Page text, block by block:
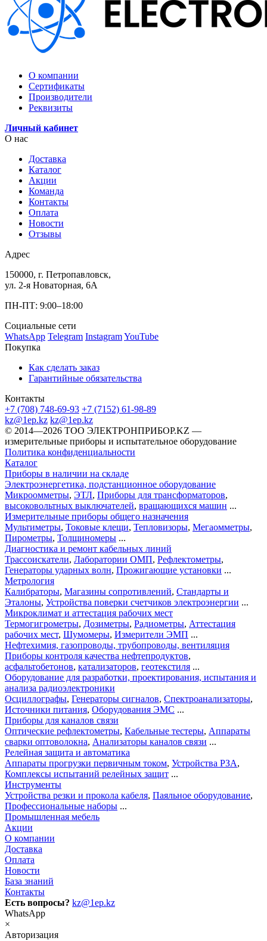
О компании
Сертификаты
Производители
Реквизиты
Личный кабинет
О нас
Доставка
Каталог
Акции
Команда
Контакты
Оплата
Новости
Отзывы
Адрес
150000, г. Петропавловск,
ул. 2-я Новаторная, 6А
ПН-ПТ: 9:00–18:00
Социальные сети
WhatsApp Telegram InstagramYouTube
Покупка
Как сделать заказ
Гарантийные обязательства
Контакты
+7 (708) 748-69-93 +7 (7152) 61-98-89
kz@1ep.kz kz@1ep.kz
©️ 2014—2026 ТОО ЭЛЕКТРОНПРИБОР.KZ —
измерительные приборы и испытательное оборудование
Политика конфиденциальности
Каталог
Приборы в наличии на складе
Электроэнергетика, подстанционное оборудование
Микроомметры, ЭТЛ, Приборы для трансформаторов,
высоковольтных выключателей, вращающихся машин ...
Измерительные приборы общего назначения
Мультиметры, Токовые клещи, Тепловизоры, Мегаомметры,
Пирометры, Толщиномеры ...
Диагностика и ремонт кабельных линий
Трассоискатели, Лаборатории ОМП, Рефлектометры,
Генераторы ударных волн, Прожигающие установки ...
Метрология
Калибраторы, Магазины сопротивлений, Стандарты и
Эталоны, Устройства поверки счетчиков электроэнергии ...
Микроклимат и аттестация рабочих мест
Термогигрометры, Дозиметры, Радиометры, Аттестация
рабочих мест, Шумомеры, Измерители ЭМП ...
Нефтехимия, газопроводы, трубопроводы, вентиляция
Приборы контроля качества нефтепродуктов,
асфальтобетонов, катализаторов, геотекстиля ...
Оборудование для разработки, проектирования, испытания и
анализа радиоэлектроники
Осциллографы, Генераторы сигналов, Спектроанализаторы,
Источники питания, Оборудования ЭМС ...
Приборы для каналов связи
Оптические рефлектометры, Кабельные тестеры, Аппараты
сварки оптоволокна, Анализаторы каналов связи ...
Релейная защита и автоматика
Аппараты прогрузки первичным током, Устройства РЗА,
Комплексы испытаний релейных защит ...
Инструменты
Устройства резки и прокола кабеля, Паяльное оборудование,
Профессиональные наборы ...
Промышленная мебель
Акции
О компании
Доставка
Оплата
Новости
База знаний
Контакты
Есть вопросы? kz@1ep.kz
WhatsApp
×
Авторизация